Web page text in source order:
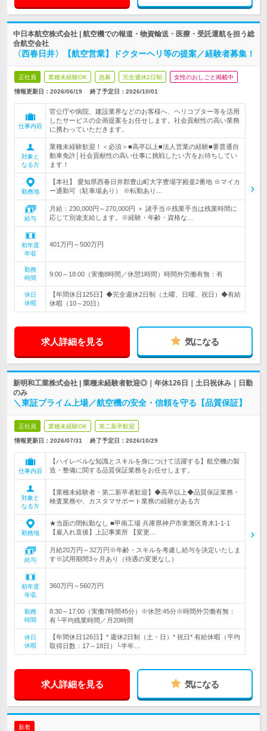
中日本航空株式会社 | 航空機での報道・物資輸送・医療・受託運航を担う総
合航空会社
〈西春日井〉【航空営業】ドクターヘリ等の提案／経験者募集！
正社員 業種未経験OK 急募 完全週休2日制 女性のおしごと掲載中
情報更新日：2026/06/19 終了予定日： 2026/10/01
仕事内容
官公庁や病院、建設業界などのお客様へ、ヘリコプター等を活用
したサービスの企画提案をお任せします。社会貢献性の高い業務
に携わっていただきます。
対象と
なる方
業種未経験歓迎！＜必須＞■高卒以上■法人営業の経験■要普通自
動車免許│社会貢献性の高い仕事に挑戦したい方をお待ちしてい
ます！
勤務地
【本社】 愛知県西春日井郡豊山町大字豊場字殿釜2番地 ※マイカ
ー通勤可（駐車場あり） ※転勤あり…
給与
月給：230,000円～270,000円 ＋ 諸手当※残業手当は残業時間に
応じて別途支給します。※経験・年齢・資格な…
初年度
年収
401万円～500万円
勤務
時間
9:00～18:00（実働8時間／休憩1時間）時間外労働有無：有
休日
休暇
【年間休日125日】◆完全週休2日制（土曜、日曜、祝日）◆有給
休暇（10～20日）
求人詳細を見る 気になる
新明和工業株式会社 | 業種未経験者歓迎◎｜年休126日｜土日祝休み｜日勤
のみ
＼東証プライム上場／航空機の安全・信頼を守る【品質保証】
正社員 業種未経験OK 第二新卒歓迎
情報更新日：2026/07/31 終了予定日： 2026/10/29
仕事内容
【ハイレベルな知識とスキルを身につけて活躍する】航空機の製
造・整備に関する品質保証業務をお任せします。
対象と
なる方
【業種未経験者・第二新卒者歓迎】◆高卒以上◆品質保証業務・
検査業務や、カスタマサポート業務の経験がある方
勤務地
★当面の間転勤なし ■甲南工場 兵庫県神戸市東灘区青木1-1-1
【雇入れ直後】上記事業所 【変更…
給与
月給20万円～32万円※年齢・スキルを考慮し給与を決定いたしま
す※試用期間3ヶ月あり（待遇の変更なし）
初年度
年収
360万円～560万円
勤務
時間
8:30～17:00（実働7時間45分）※休憩:45分※時間外労働有無：
有└平均残業時間／月20時間
休日
休暇
【年間休日126日】* 週休2日制（土・日）* 祝日* 有給休暇（平均
取得日数：17～18日）└半年…
求人詳細を見る 気になる
新着